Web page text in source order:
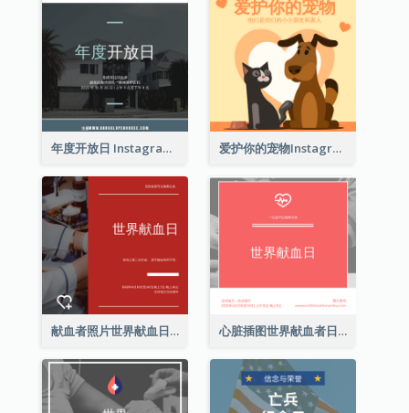
年度开放日 Instagram 帖子 爱护你的宠物Instagram帖子
献血者照片世界献血日Instagram帖子 心脏插图世界献血者日Instagram帖子